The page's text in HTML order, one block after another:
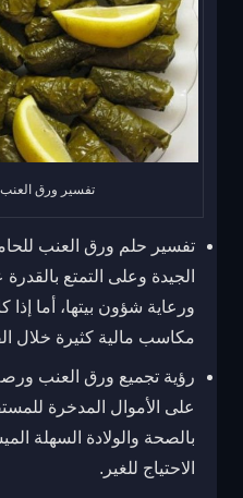
تفسير ورق
تفسير حلم ورق العنب
الجيدة وعلى التمتع
ورعاية شؤون بيتها، أما
مكاسب مالية كثيرة خلال
رؤية تجميع ورق العنب
على الأموال المدخرة
بالصحة والولادة السهلة
الاحتياج للغير.